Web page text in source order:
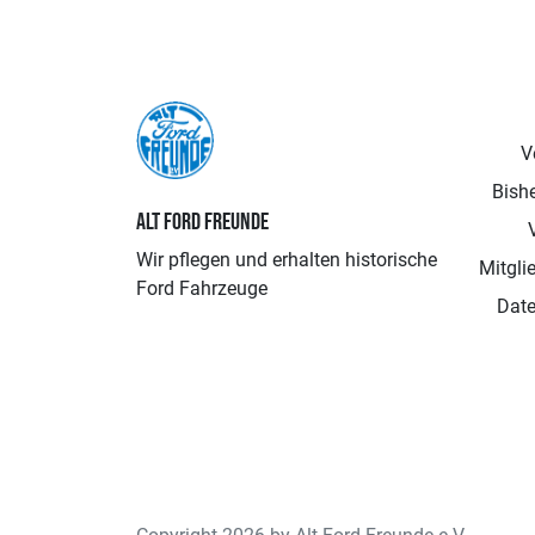
ALT FORD FREUNDE
Wir pflegen und erhalten historische
Ford Fahrzeuge